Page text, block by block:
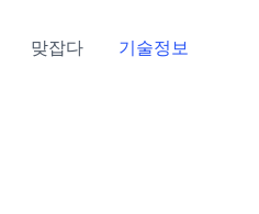
맞잡다 기술정보